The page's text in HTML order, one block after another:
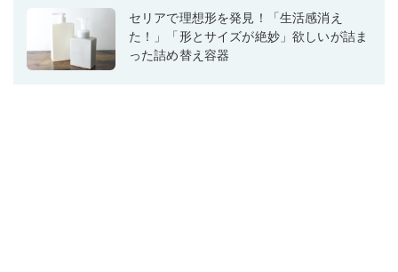
セリアで理想形を発見！「生活感消え
た！」「形とサイズが絶妙」欲しいが詰ま
った詰め替え容器